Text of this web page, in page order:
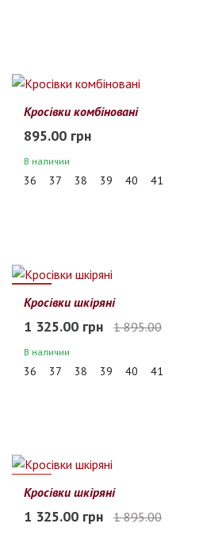
Кросівки комбіновані
895.00 грн
В наличии
36 37 38 39 40 41
30%
Кросівки шкіряні
1 325.00 грн 1 895.00
В наличии
36 37 38 39 40 41
30%
Кросівки шкіряні
1 325.00 грн 1 895.00